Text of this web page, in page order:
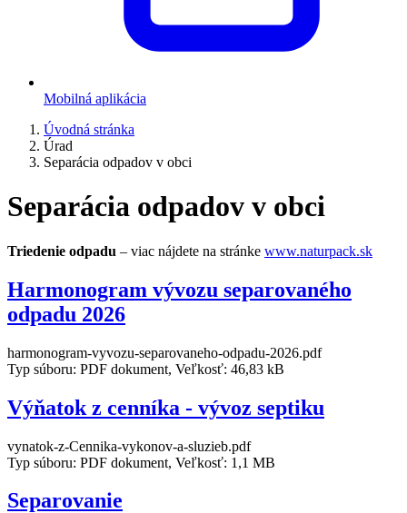
Mobilná aplikácia
Úvodná stránka
Úrad
Separácia odpadov v obci
Separácia odpadov v obci
Triedenie odpadu – viac nájdete na stránke www.naturpack.sk
Harmonogram vývozu separovaného
odpadu 2026
harmonogram-vyvozu-separovaneho-odpadu-2026.pdf
Typ súboru: PDF dokument, Veľkosť: 46,83 kB
Výňatok z cenníka - vývoz septiku
vynatok-z-Cennika-vykonov-a-sluzieb.pdf
Typ súboru: PDF dokument, Veľkosť: 1,1 MB
Separovanie